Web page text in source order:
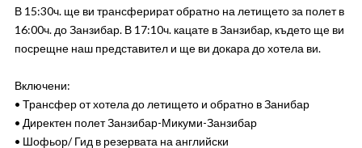
В 15:30ч. ще ви трансферират обратно на летището за полет в
16:00ч. до Занзибар. В 17:10ч. кацате в Занзибар, където ще ви
посрещне наш представител и ще ви докара до хотела ви.
Включени:
• Трансфер от хотела до летището и обратно в Занибар
• Директен полет Занзибар-Микуми-Занзибар
• Шофьор/ Гид в резервата на английски